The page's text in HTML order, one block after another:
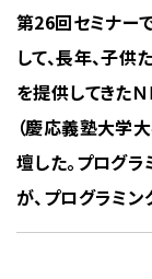
第26回セミナー
して、長年、子
を提供してきた
（慶応義塾大学
壇した。プログ
が、プログラミ